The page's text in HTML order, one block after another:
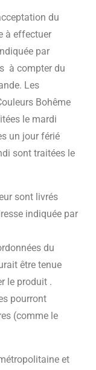
du
à effectuer
par
à compter du
Les
Bohême
le mardi
un jour férié
sont traitées le
sont livrés
indiquée par
du
être tenue
le produit .
pourront
(comme le
et